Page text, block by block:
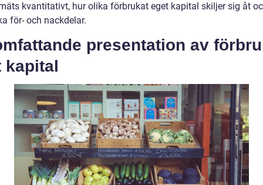
kvantitativt, hur olika förbrukat eget kapital skiljer sig åt
för- och nackdelar.
presentation av
kapital